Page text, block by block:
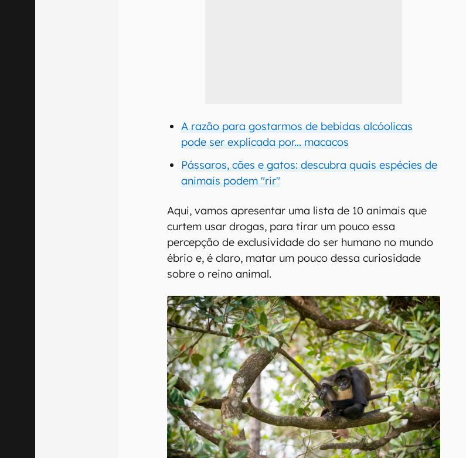
A razão para gostarmos de bebidas alcóolicas
pode ser explicada por... macacos
Pássaros, cães e gatos: descubra quais espécies de
animais podem "rir"
Aqui, vamos apresentar uma lista de 10 animais que
curtem usar drogas, para tirar um pouco essa
percepção de exclusividade do ser humano no mundo
ébrio e, é claro, matar um pouco dessa curiosidade
sobre o reino animal.